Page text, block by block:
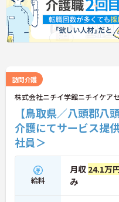
訪問介護
株式会社ニチイ学館ニチイケア
【鳥取県／八頭郡
介護にてサービス提
社員＞
給料
月収 24.1万
み